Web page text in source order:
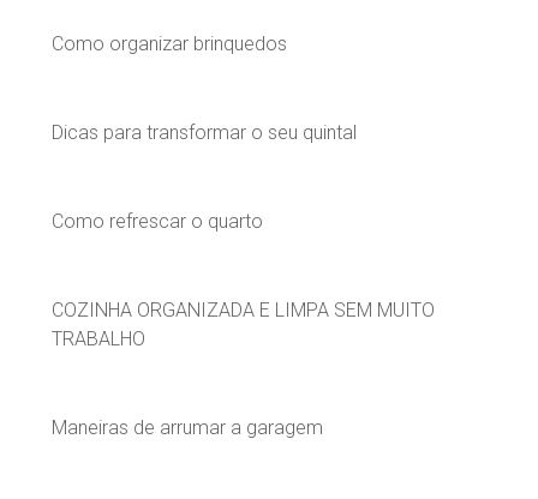
Como organizar brinquedos
Dicas para transformar o seu quintal
Como refrescar o quarto
COZINHA ORGANIZADA E LIMPA SEM MUITO
TRABALHO
Maneiras de arrumar a garagem